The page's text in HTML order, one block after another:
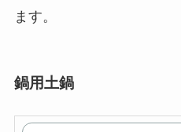
ます。
鍋用土鍋